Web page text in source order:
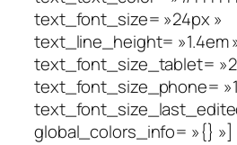
text_font_size= »24px »
text_line_height= »1.4em
text_font_size_tablet=
text_font_size_phone=
global_colors_info= »{} »]